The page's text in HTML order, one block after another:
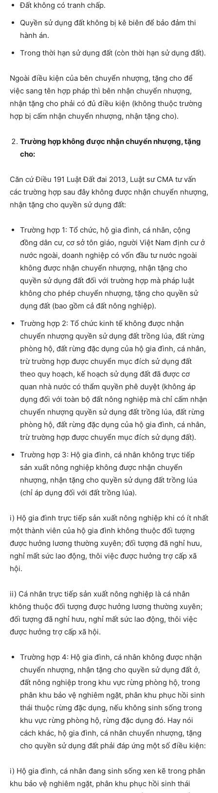
Đất không có tranh chấp.
Quyền sử dụng đất không bị kê biên để bảo đảm thi
hành án.
Trong thời hạn sử dụng đất (còn thời hạn sử dụng đất).
Ngoài điều kiện của bên chuyển nhượng, tặng cho để
việc sang tên hợp pháp thì bên nhận chuyển nhượng,
nhận tặng cho phải có đủ điều kiện (không thuộc trường
hợp bị cấm nhận chuyển nhượng, nhận tặng cho).
Trường hợp không được nhận chuyển nhượng, tặng
cho:
Căn cứ Điều 191 Luật Đất đai 2013, Luật sư CMA tư vấn
các trường hợp sau đây không được nhận chuyển nhượng,
nhận tặng cho quyền sử dụng đất:
Trường hợp 1: Tổ chức, hộ gia đình, cá nhân, cộng
đồng dân cư, cơ sở tôn giáo, người Việt Nam định cư ở
nước ngoài, doanh nghiệp có vốn đầu tư nước ngoài
không được nhận chuyển nhượng, nhận tặng cho
quyền sử dụng đất đối với trường hợp mà pháp luật
không cho phép chuyển nhượng, tặng cho quyền sử
dụng đất (bao gồm cả đất nông nghiệp).
Trường hợp 2: Tổ chức kinh tế không được nhận
chuyển nhượng quyền sử dụng đất trồng lúa, đất rừng
phòng hộ, đất rừng đặc dụng của hộ gia đình, cá nhân,
trừ trường hợp được chuyển mục đích sử dụng đất
theo quy hoạch, kế hoạch sử dụng đất đã được cơ
quan nhà nước có thẩm quyền phê duyệt (không áp
dụng đối với toàn bộ đất nông nghiệp mà chỉ cấm nhận
chuyển nhượng quyền sử dụng đất trồng lúa, đất rừng
phòng hộ, đất rừng đặc dụng của hộ gia đình, cá nhân,
trừ trường hợp được chuyển mục đích sử dụng đất).
Trường hợp 3: Hộ gia đình, cá nhân không trực tiếp
sản xuất nông nghiệp không được nhận chuyển
nhượng, nhận tặng cho quyền sử dụng đất trồng lúa
(chỉ áp dụng đối với đất trồng lúa).
i) Hộ gia đình trực tiếp sản xuất nông nghiệp khi có ít nhất
một thành viên của hộ gia đình không thuộc đối tượng
được hưởng lương thường xuyên; đối tượng đã nghỉ hưu,
nghỉ mất sức lao động, thôi việc được hưởng trợ cấp xã
hội.
ii) Cá nhân trực tiếp sản xuất nông nghiệp là cá nhân
không thuộc đối tượng được hưởng lương thường xuyên;
đối tượng đã nghỉ hưu, nghỉ mất sức lao động, thôi việc
được hưởng trợ cấp xã hội.
Trường hợp 4: Hộ gia đình, cá nhân không được nhận
chuyển nhượng, nhận tặng cho quyền sử dụng đất ở,
đất nông nghiệp trong khu vực rừng phòng hộ, trong
phân khu bảo vệ nghiêm ngặt, phân khu phục hồi sinh
thái thuộc rừng đặc dụng, nếu không sinh sống trong
khu vực rừng phòng hộ, rừng đặc dụng đó. Hay nói
cách khác, hộ gia đình, cá nhân chuyển nhượng, tặng
cho quyền sử dụng đất phải đáp ứng một số điều kiện:
i) Hộ gia đình, cá nhân đang sinh sống xen kẽ trong phân
khu bảo vệ nghiêm ngặt, phân khu phục hồi sinh thái